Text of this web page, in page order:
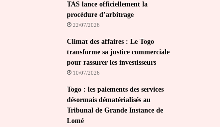
TAS lance officiellement la
procédure d’arbitrage
22/07/2026
Climat des affaires : Le Togo
transforme sa justice commerciale
pour rassurer les investisseurs
10/07/2026
Togo : les paiements des services
désormais dématérialisés au
Tribunal de Grande Instance de
Lomé